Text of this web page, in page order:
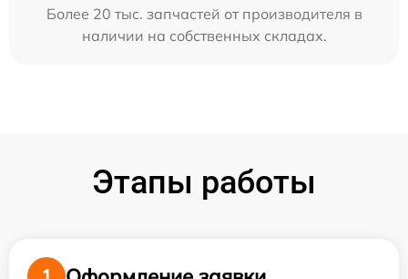
Более 20 тыс. запчастей от производителя в
наличии на собственных складах.
Этапы работы